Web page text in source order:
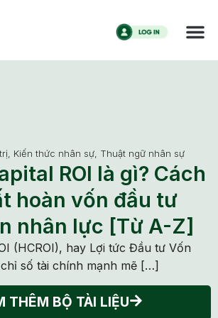
Kiến thức nhân sự Thuật ngữ nhân sự
ROI là gì? Cách
hoàn vốn đầu tư
nhân lực [Từ A-Z]
(HCROI), hay Lợi tức Đầu tư Vốn
số tài chính mạnh mẽ […]
THÊM BỘ TÀI LIỆU